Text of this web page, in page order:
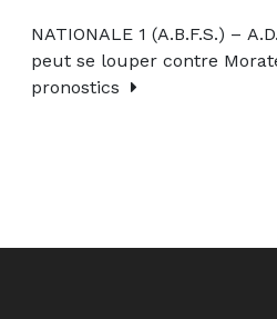
NATIONALE 1 (A.B.F.S.) –
peut se louper contre
pronostics